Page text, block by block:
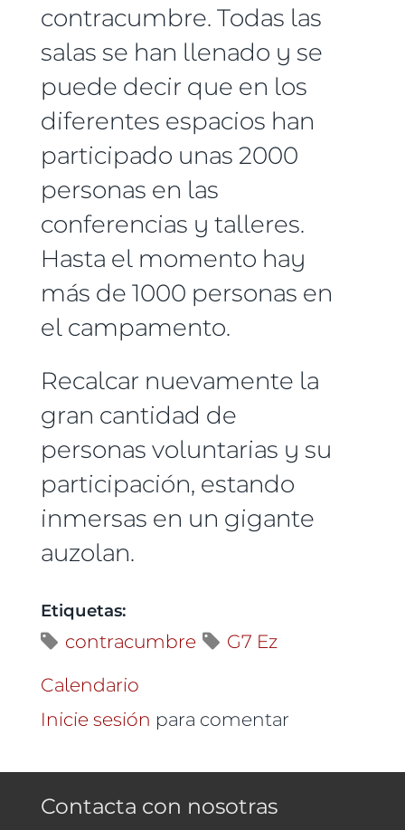
contracumbre. Todas las
salas se han llenado y se
puede decir que en los
diferentes espacios han
participado unas 2000
personas en las
conferencias y talleres.
Hasta el momento hay
más de 1000 personas en
el campamento.
Recalcar nuevamente la
gran cantidad de
personas voluntarias y su
participación, estando
inmersas en un gigante
auzolan.
Etiquetas:
contracumbre
G7 Ez
Calendario
Inicie sesión para comentar
Contacta con nosotras